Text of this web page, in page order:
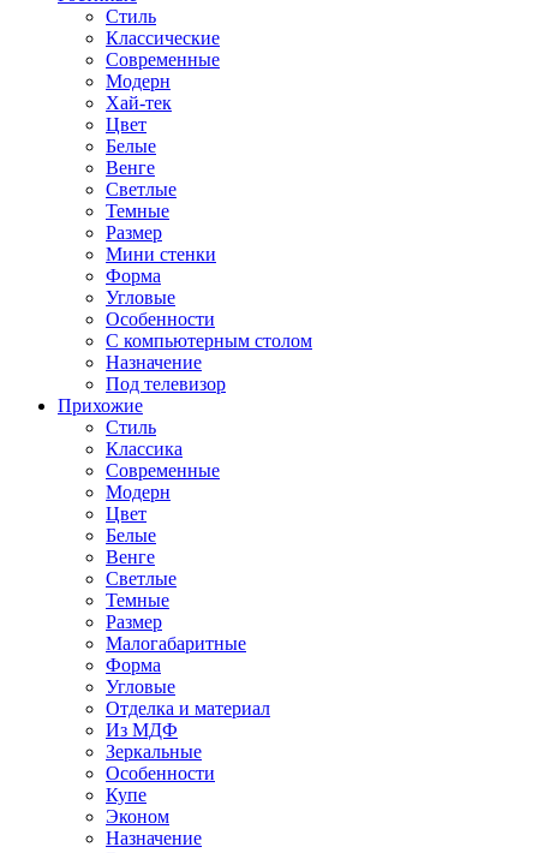
Стиль
Классические
Современные
Модерн
Хай-тек
Цвет
Белые
Венге
Светлые
Темные
Размер
Мини стенки
Форма
Угловые
Особенности
С компьютерным столом
Назначение
Под телевизор
Прихожие
Стиль
Классика
Современные
Модерн
Цвет
Белые
Венге
Светлые
Темные
Размер
Малогабаритные
Форма
Угловые
Отделка и материал
Из МДФ
Зеркальные
Особенности
Купе
Эконом
Назначение